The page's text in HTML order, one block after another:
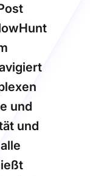
und
und